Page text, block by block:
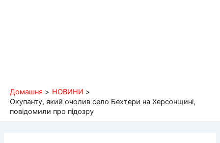
Домашня
НОВИНИ
Окупанту, який очолив село Бехтери на Херсонщині,
повідомили про підозру